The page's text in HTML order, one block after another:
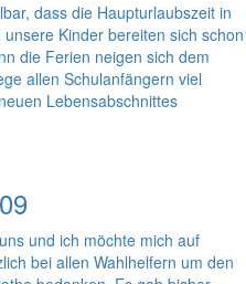
dass die Haupturlaubszeit in
Kinder bereiten sich schon
die Ferien neigen sich dem
allen Schulanfängern viel
Lebensabschnittes
und ich möchte mich auf
bei allen Wahlhelfern um den